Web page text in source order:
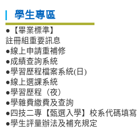
學生專區
●【畢業標準】
註冊組重要訊息
●線上申請重補修
●成績查詢系統
●學習歷程檔案系統(日)
●線上選課系統
●學習歷程（夜）
●學雜費繳費及查詢
●四技二專【甄選入學】校系代碼填寫
●學生評量辦法及補充規定